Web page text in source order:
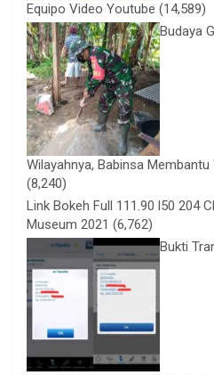
Equipo Video Youtube (14,589)
Budaya
Wilayahnya, Babinsa
(8,240)
Link Bokeh Full 111.90 l50 204
Museum 2021 (6,762)
Bukti